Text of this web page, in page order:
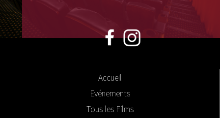
Accueil
Evénements
Tous les Films